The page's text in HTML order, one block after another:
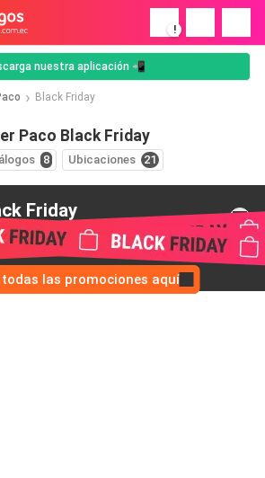
!
nuestra aplicación 📲
Black Friday
Paco Black Friday
8 Ubicaciones 21
Friday
las promociones aquí